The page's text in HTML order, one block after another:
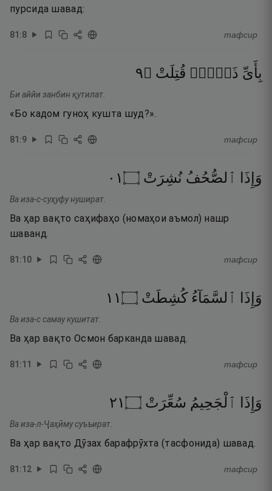
пурсида шавад:
81:8 тафсир
بِأَىِّ ذَنۢبٍۢ قُتِلَتْ ۝٩
Би аййи занбин қутилат.
«Бо кадом гуноҳ кушта шуд?».
81:9 тафсир
وَإِذَا ٱلصُّحُفُ نُشِرَتْ ۝١٠
Ва иза-с-суҳуфу нушират.
Ва ҳар вақто саҳифаҳо (номаҳои аъмол) нашр
шаванд.
81:10 тафсир
وَإِذَا ٱلسَّمَآءُ كُشِطَتْ ۝١١
Ва иза-с самау кушитат.
Ва ҳар вақто Осмон барканда шавад.
81:11 тафсир
وَإِذَا ٱلْجَحِيمُ سُعِّرَتْ ۝١٢
Ва иза-л-Ҷаҳӣму суъъират.
Ва ҳар вақто Дӯзах барафрӯхта (тасфонида) шавад.
81:12 тафсир